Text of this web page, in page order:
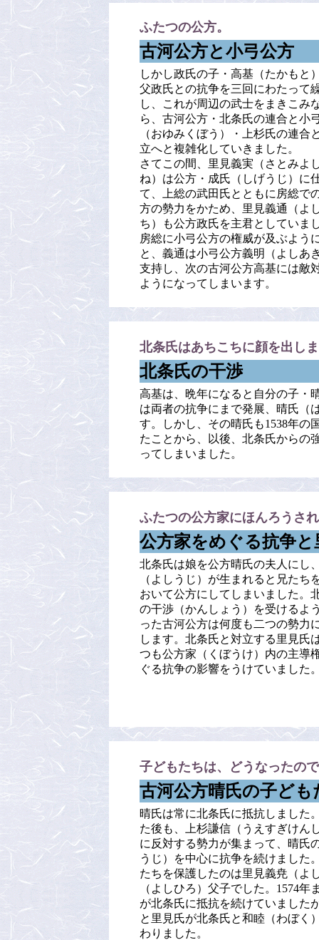
ふたつの公方。
古河公方と小弓公方
しかし政氏の子・高基（たかもと
父政氏との抗争を三回にわたって
し、これが周辺の武士をまきこみ
ら、古河公方・北条氏の連合と小
（おゆみくぼう）・上杉氏の連合
立へと複雑化していきました。
さてこの間、里見義実（さとみよ
ね）は公方・成氏（しげうじ）に
て、上総の武田氏とともに房総で
方の勢力をかため、里見義通（よ
ち）も公方政氏を主君としていま
房総に小弓公方の権威が及ぶよう
と、義通は小弓公方義明（よしあ
支持し、次の古河公方高基には敵
ようになってしまいます。
北条氏はあちこちに顔を出し
北条氏の干渉
高基は、晩年になると自分の子・
は両者の抗争にまで発展、晴氏（
す。しかし、その晴氏も1538年の
たことから、以後、北条氏からの
ってしまいました。
ふたつの公方家にほんろうさ
公方家をめぐる抗争と
北条氏は娘を公方晴氏の夫人にし
（よしうじ）が生まれると兄たち
おいて公方にしてしまいました。
の干渉（かんしょう）を受けるよ
った古河公方は何度も二つの勢力
します。北条氏と対立する里見氏
つも公方家（くぼうけ）内の主導
ぐる抗争の影響をうけていました
子どもたちは、どうなったの
古河公方晴氏の子ども
晴氏は常に北条氏に抵抗しました
た後も、上杉謙信（うえすぎけん
に反対する勢力が集まって、晴氏
うじ）を中心に抗争を続けました
たちを保護したのは里見義尭（よ
（よしひろ）父子でした。1574年
が北条氏に抵抗を続けていました
と里見氏が北条氏と和睦（わぼく
わりました。